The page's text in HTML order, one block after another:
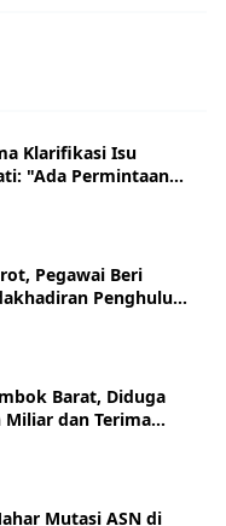
Klarifikasi Isu
"Ada Permintaan
Bor, Tapi Bukan
Pegawai Beri
Penghulu
Barat, Diduga
dan Terima
Mutasi ASN di